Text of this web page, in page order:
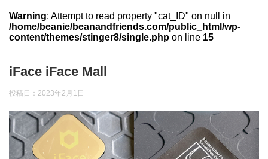
Warning: Attempt to read property "cat_ID" on null in
/home/beanie/beanandfriends.com/public_html/wp-
content/themes/stinger8/single.php on line 15
iFace iFace Mall
投稿日： 2023年2月1日